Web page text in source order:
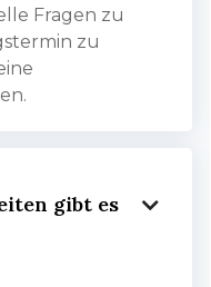
Fragen zu
zu
gibt es
